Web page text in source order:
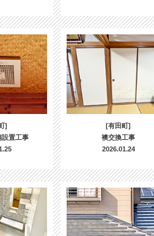
]
設置工事
[有田町]
襖交換工事
2026.01.24